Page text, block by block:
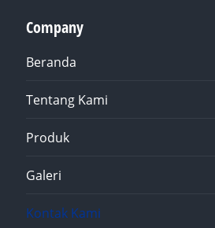
Company
Beranda
Tentang Kami
Produk
Galeri
Kontak Kami